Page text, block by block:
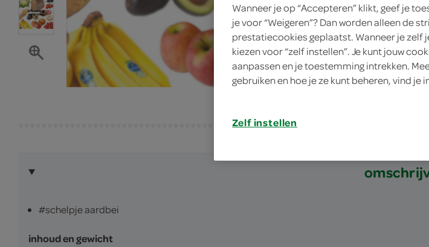
Let op:
verwerkt in
#schelpje aardbei
inhoud en gewicht
Wanneer je op “Accepteren” klikt, geef je
je voor “Weigeren”? Dan worden alleen de
prestatiecookies geplaatst. Wanneer je zelf
kiezen voor “zelf instellen”. Je kunt jouw
aanpassen en je toestemming intrekken.
gebruiken en hoe je ze kunt beheren, vind je
Zelf instellen